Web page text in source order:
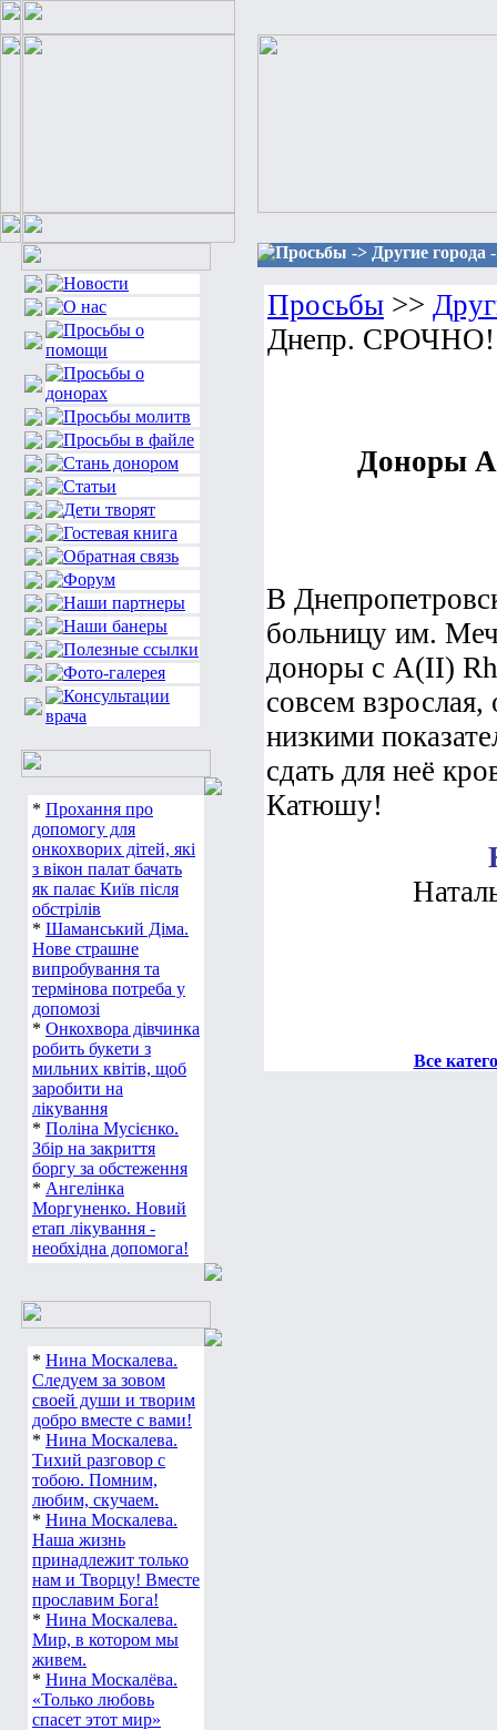
* Прохання про
допомогу для
онкохворих дітей, які
з вікон палат бачать
як палає Київ після
обстрілів
* Шаманський Діма.
Нове страшне
випробування та
термінова потреба у
допомозі
* Онкохвора дівчинка
робить букети з
мильних квітів, щоб
заробити на
лікування
* Поліна Мусієнко.
Збір на закриття
боргу за обстеження
* Ангелінка
Моргуненко. Новий
етап лікування -
необхідна допомога!
* Нина Москалева.
Следуем за зовом
своей души и творим
добро вместе с вами!
* Нина Москалева.
Тихий разговор с
тобою. Помним,
любим, скучаем.
* Нина Москалева.
Наша жизнь
принадлежит только
нам и Творцу! Вместе
прославим Бога!
* Нина Москалева.
Мир, в котором мы
живем.
* Нина Москалёва.
«Только любовь
спасет этот мир»
Просьбы -> Другие
Просьбы >>
Днепр. СРОЧНО!
Доноры
В
больницу им.
доноры с А(ІІ)
совсем взрослая,
низкими
сдать для неё
Катюшу!
Все